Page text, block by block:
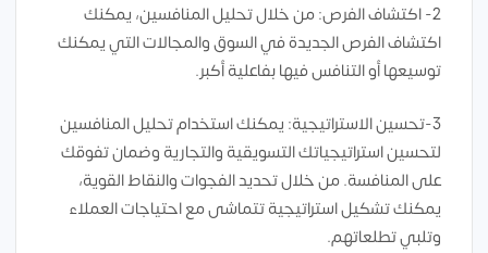
2- اكتشاف الفرص: من خلال تحليل المنافسين، يمكنك
اكتشاف الفرص الجديدة في السوق والمجالات التي يمكنك
توسيعها أو التنافس فيها بفاعلية أكبر.
3-تحسين الاستراتيجية: يمكنك استخدام تحليل المنافسين
لتحسين استراتيجياتك التسويقية والتجارية وضمان تفوقك
على المنافسة. من خلال تحديد الفجوات والنقاط القوية،
يمكنك تشكيل استراتيجية تتماشى مع احتياجات العملاء
وتلبي تطلعاتهم.